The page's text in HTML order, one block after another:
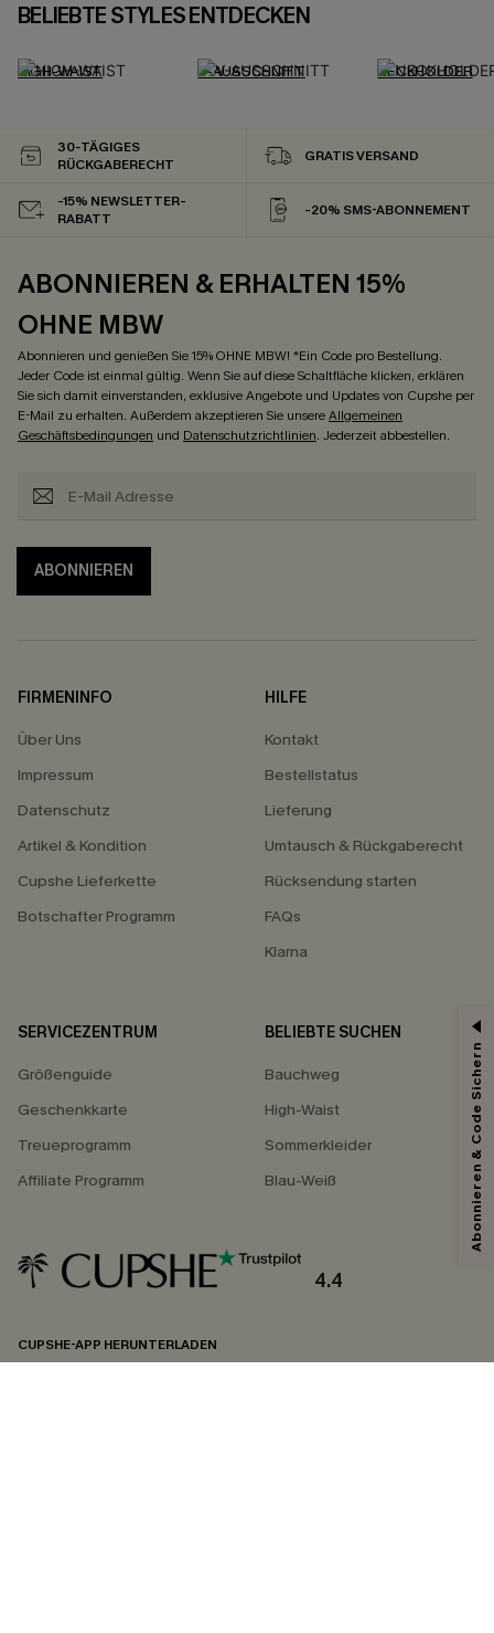
BELIEBTE STYLES ENTDECKEN
HIGH-WAIST V-AUSSCHNITT NECKHOLDER
30-TÄGIGES
RÜCKGABERECHT
GRATIS VERSAND
-15% NEWSLETTER-
RABATT
-20% SMS-ABONNEMENT
ABONNIEREN & ERHALTEN 15%
OHNE MBW
Abonnieren und genießen Sie 15% OHNE MBW! *Ein Code pro Bestellung.
Jeder Code ist einmal gültig. Wenn Sie auf diese Schaltfläche klicken, erklären
Sie sich damit einverstanden, exklusive Angebote und Updates von Cupshe per
E-Mail zu erhalten. Außerdem akzeptieren Sie unsereAllgemeinen
Geschäftsbedingungen und Datenschutzrichtlinien. Jederzeit abbestellen.
ABONNIEREN
FIRMENINFO
Über Uns
Impressum
Datenschutz
Artikel & Kondition
Cupshe Lieferkette
Botschafter Programm
HILFE
Kontakt
Bestellstatus
Lieferung
Umtausch & Rückgaberecht
Rücksendung starten
FAQs
Klarna
SERVICEZENTRUM
Größenguide
Geschenkkarte
Treueprogramm
Affiliate Programm
BELIEBTE SUCHEN
Bauchweg
High-Waist
Sommerkleider
Blau-Weiß
4.4
CUPSHE-APP HERUNTERLADEN
15% ERHALTEN
15% ohne MBW für E-Mail-Abonnenten.
*Ein Code pro Bestellung. Jeder Code ist einmal gültig.
undDatenschutzbestimmungen. Sie können sich jederzeit abmelden.
Abonnieren & Code Sichern